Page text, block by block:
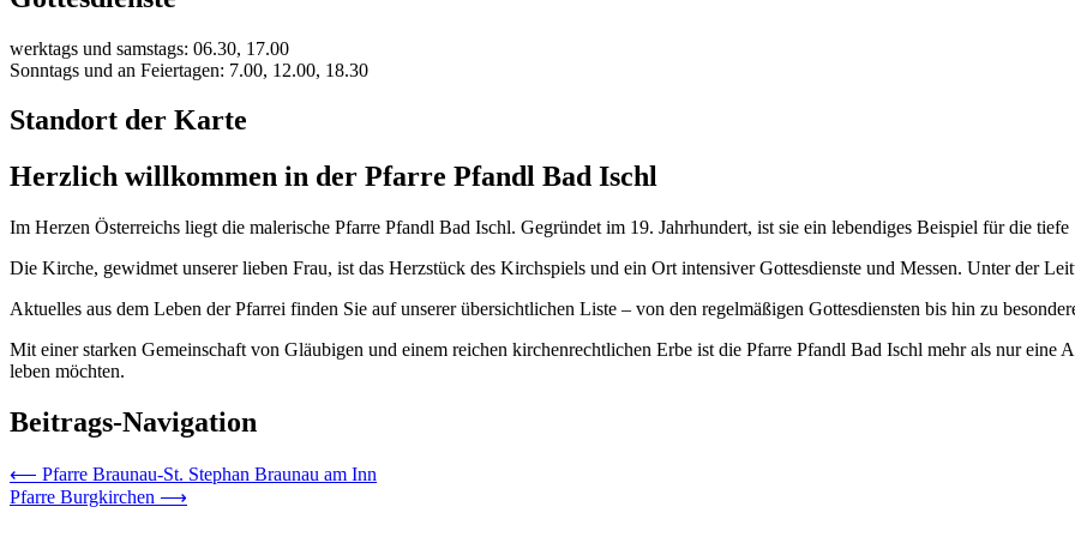
werktags und samstags: 06.30, 17.00
Sonntags und an Feiertagen: 7.00, 12.00, 18.30
Standort der Karte
Herzlich willkommen in der Pfarre Pfandl Bad Ischl
Im Herzen Österreichs liegt die malerische Pfarre Pfandl Bad Ischl. Gegründet im 19. Jahrhundert, ist sie ein lebendiges Beispiel für die
Die Kirche, gewidmet unserer lieben Frau, ist das Herzstück des Kirchspiels und ein Ort intensiver Gottesdienste und Messen. Unter der
Aktuelles aus dem Leben der Pfarrei finden Sie auf unserer übersichtlichen Liste – von den regelmäßigen Gottesdiensten bis hin zu
Mit einer starken Gemeinschaft von Gläubigen und einem reichen kirchenrechtlichen Erbe ist die Pfarre Pfandl Bad Ischl mehr als nur eine
leben möchten.
Beitrags-Navigation
⟵ Pfarre Braunau-St. Stephan Braunau am Inn
Pfarre Burgkirchen ⟶